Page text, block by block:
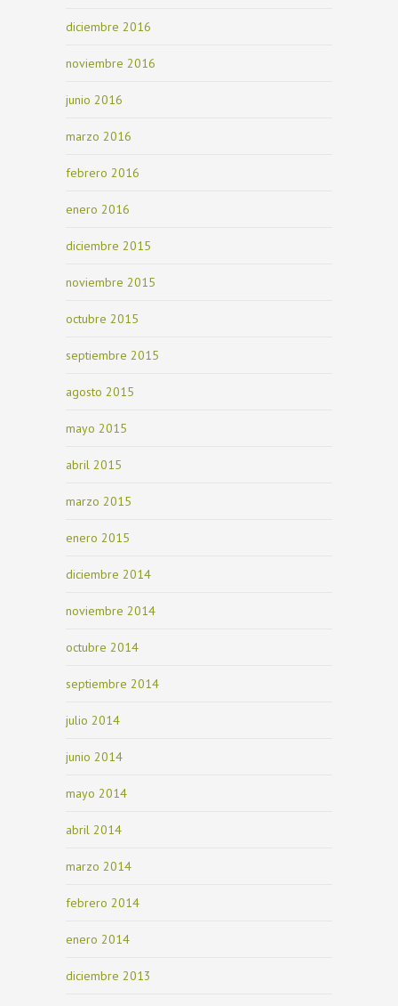
diciembre 2016
noviembre 2016
junio 2016
marzo 2016
febrero 2016
enero 2016
diciembre 2015
noviembre 2015
octubre 2015
septiembre 2015
agosto 2015
mayo 2015
abril 2015
marzo 2015
enero 2015
diciembre 2014
noviembre 2014
octubre 2014
septiembre 2014
julio 2014
junio 2014
mayo 2014
abril 2014
marzo 2014
febrero 2014
enero 2014
diciembre 2013